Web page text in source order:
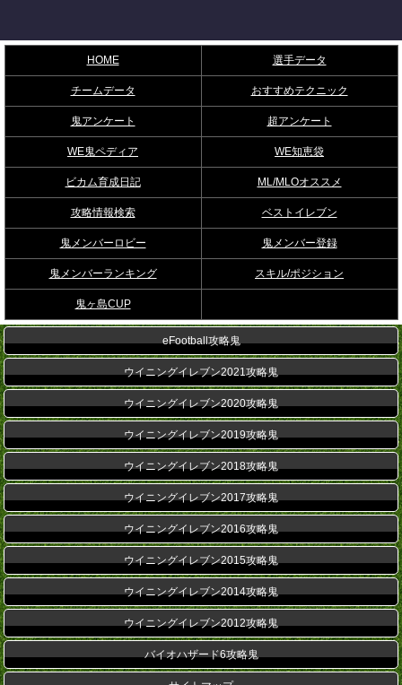
HOME 選手データ
チームデータ おすすめテクニック
鬼アンケート 超アンケート
WE鬼ペディア WE知恵袋
ビカム育成日記 ML/MLOオススメ
攻略情報検索 ベストイレブン
鬼メンバーロビー 鬼メンバー登録
鬼メンバーランキング スキル/ポジション
鬼ヶ島CUP
eFootball攻略鬼
ウイニングイレブン2021攻略鬼
ウイニングイレブン2020攻略鬼
ウイニングイレブン2019攻略鬼
ウイニングイレブン2018攻略鬼
ウイニングイレブン2017攻略鬼
ウイニングイレブン2016攻略鬼
ウイニングイレブン2015攻略鬼
ウイニングイレブン2014攻略鬼
ウイニングイレブン2012攻略鬼
バイオハザード6攻略鬼